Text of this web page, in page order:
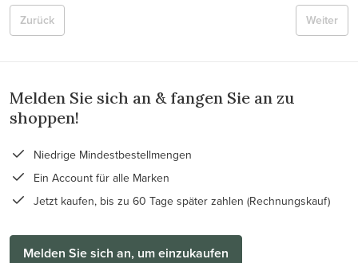
Weiter
Zurück
Melden Sie sich an & fangen Sie an zu
shoppen!
Niedrige Mindestbestellmengen
Ein Account für alle Marken
Jetzt kaufen, bis zu 60 Tage später zahlen (Rechnungskauf)
Melden Sie sich an, um einzukaufen